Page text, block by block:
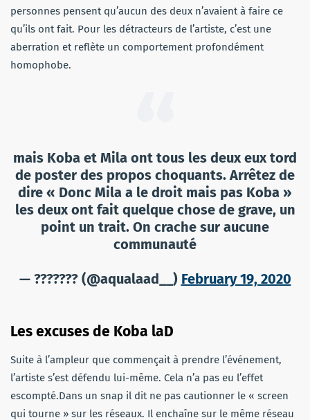
personnes pensent qu’aucun des deux n’avaient à faire ce
qu’ils ont fait. Pour les détracteurs de l’artiste, c’est une
aberration et reflète un comportement profondément
homophobe.
mais Koba et Mila ont tous les deux eux tord
de poster des propos choquants. Arrêtez de
dire « Donc Mila a le droit mais pas Koba »
les deux ont fait quelque chose de grave, un
point un trait. On crache sur aucune
communauté
— ??????? (@aqualaad__) February 19, 2020
Les excuses de Koba laD
Suite à l’ampleur que commençait à prendre l’événement,
l’artiste s’est défendu lui-même. Cela n’a pas eu l’effet
escompté.Dans un snap il dit ne pas cautionner le « screen
qui tourne » sur les réseaux. Il enchaîne sur le même réseau